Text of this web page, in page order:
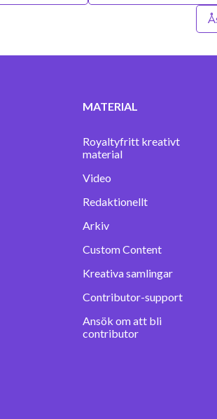
MATERIAL
Royaltyfritt kreativt
material
Video
Redaktionellt
Arkiv
Custom Content
Kreativa samlingar
Contributor-support
Ansök om att bli
contributor